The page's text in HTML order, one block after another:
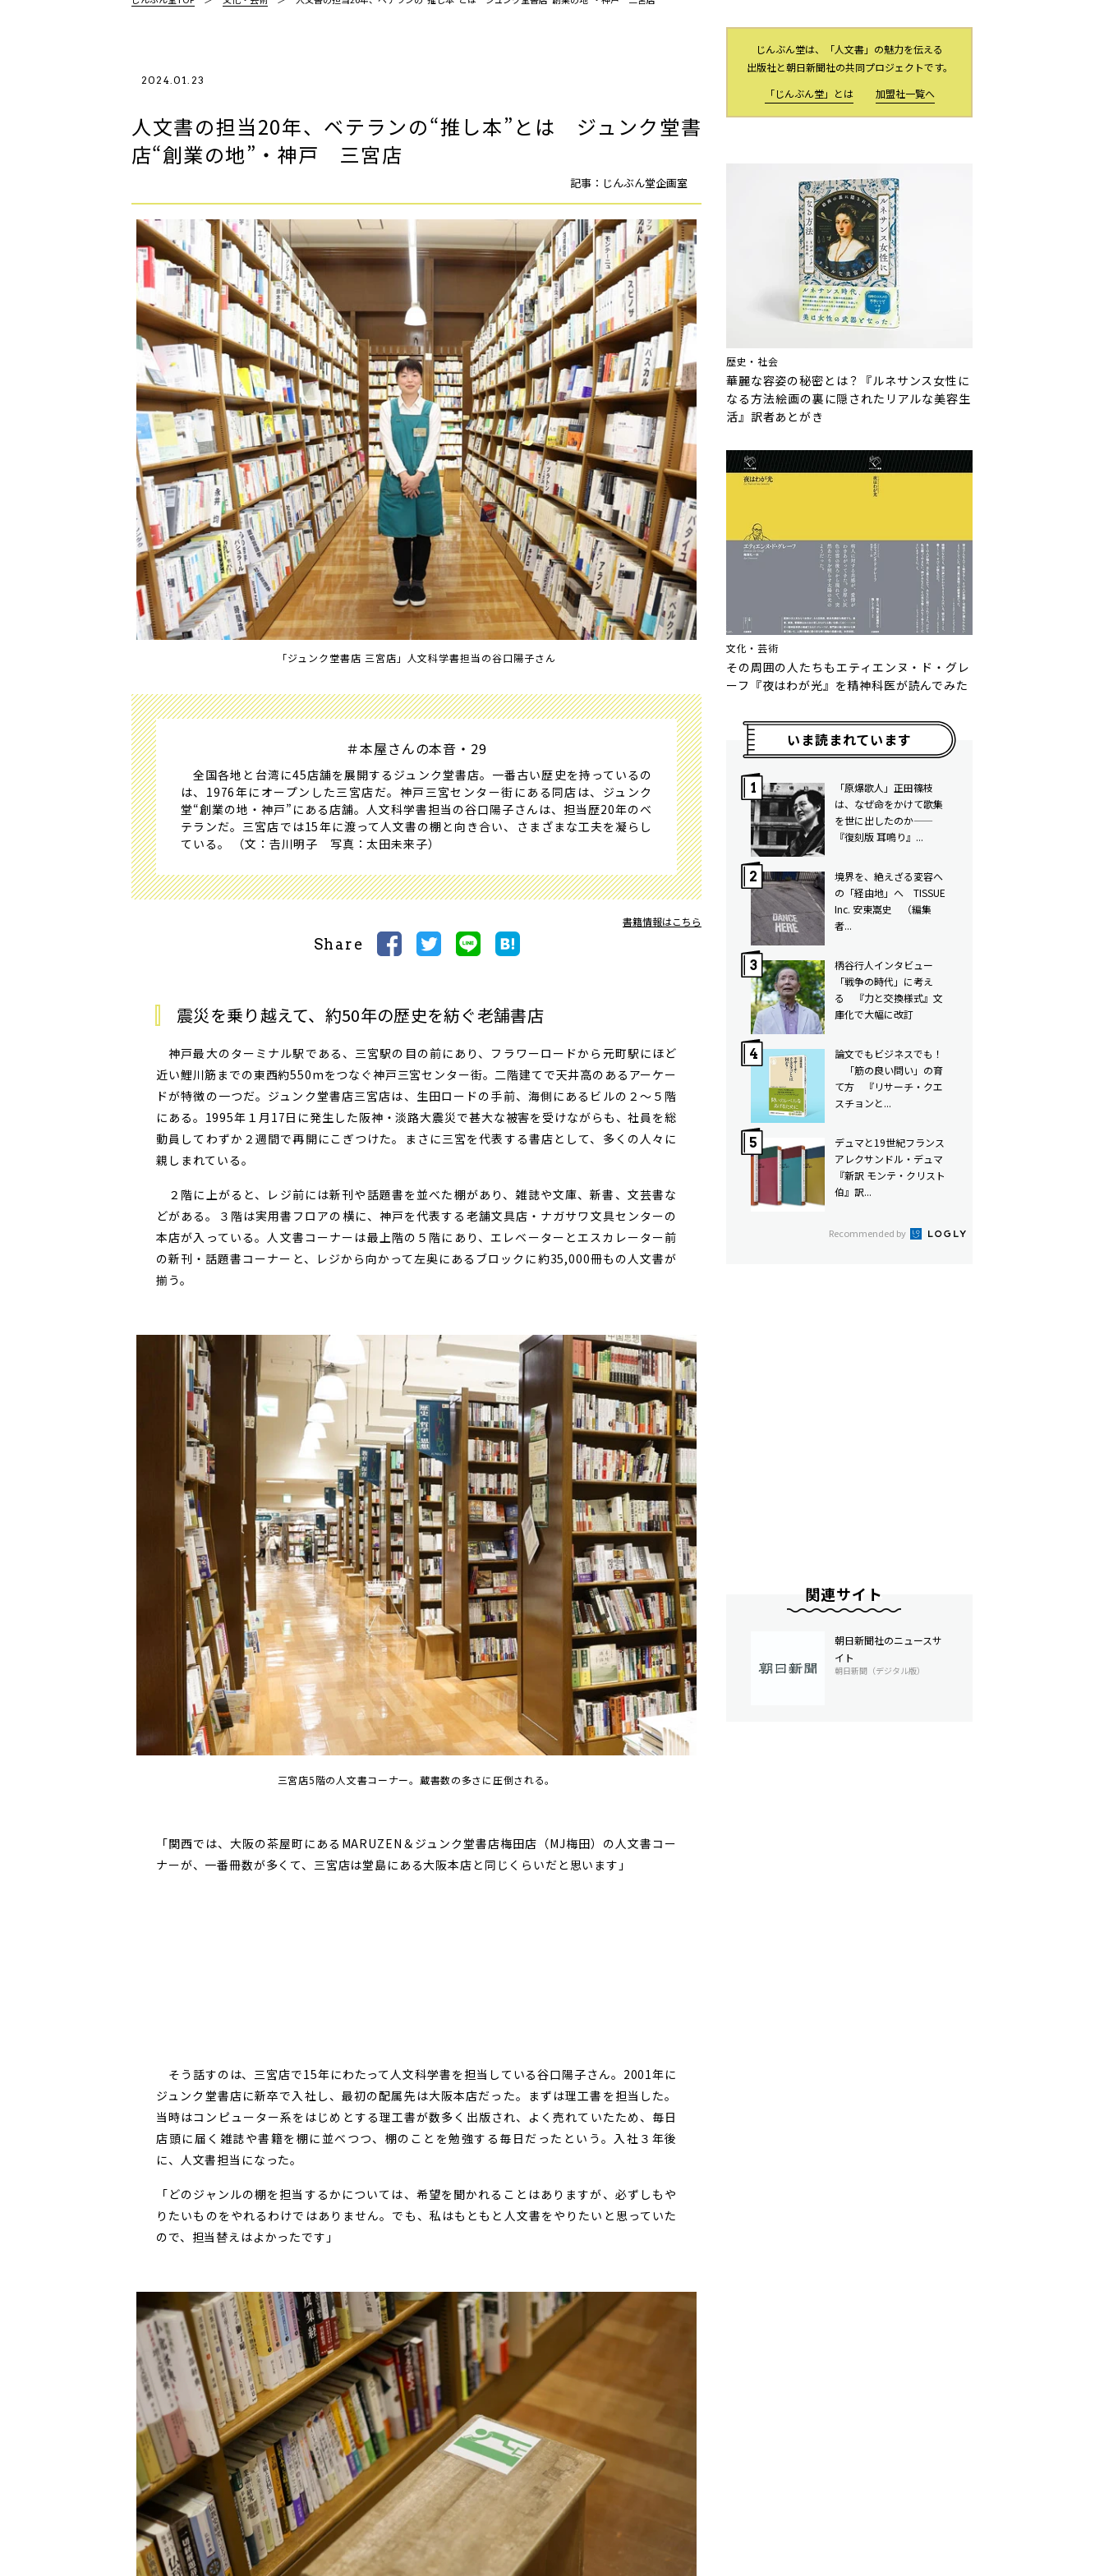
2024.01.23
人文書の担当20年、ベテランの“推し本”とは ジュンク堂書
店“創業の地”・神戸 三宮店
記事：じんぶん堂企画室
「ジュンク堂書店 三宮店」人文科学書担当の谷口陽子さん
＃本屋さんの本音・29
全国各地と台湾に45店舗を展開するジュンク堂書店。一番古い歴史を持っているの
は、1976年にオープンした三宮店だ。神戸三宮センター街にある同店は、ジュンク
堂“創業の地・神戸”にある店舗。人文科学書担当の谷口陽子さんは、担当歴20年のベ
テランだ。三宮店では15年に渡って人文書の棚と向き合い、さまざまな工夫を凝らし
ている。 （文：𠮷川明子 写真：太田未来子）
書籍情報はこちら
Share
震災を乗り越えて、約50年の歴史を紡ぐ老舗書店
神戸最大のターミナル駅である、三宮駅の目の前にあり、フラワーロードから元町駅にほど
近い鯉川筋までの東西約550mをつなぐ神戸三宮センター街。二階建てで天井高のあるアーケー
ドが特徴の一つだ。ジュンク堂書店三宮店は、生田ロードの手前、海側にあるビルの２〜５階
にある。1995年１月17日に発生した阪神・淡路大震災で甚大な被害を受けながらも、社員を総
動員してわずか２週間で再開にこぎつけた。まさに三宮を代表する書店として、多くの人々に
親しまれている。
２階に上がると、レジ前には新刊や話題書を並べた棚があり、雑誌や文庫、新書、文芸書な
どがある。３階は実用書フロアの横に、神戸を代表する老舗文具店・ナガサワ文具センターの
本店が入っている。人文書コーナーは最上階の５階にあり、エレベーターとエスカレーター前
の新刊・話題書コーナーと、レジから向かって左奥にあるブロックに約35,000冊もの人文書が
揃う。
三宮店5階の人文書コーナー。蔵書数の多さに圧倒される。
「関西では、大阪の茶屋町にあるMARUZEN＆ジュンク堂書店梅田店（MJ梅田）の人文書コー
ナーが、一番冊数が多くて、三宮店は堂島にある大阪本店と同じくらいだと思います」
そう話すのは、三宮店で15年にわたって人文科学書を担当している谷口陽子さん。2001年に
ジュンク堂書店に新卒で入社し、最初の配属先は大阪本店だった。まずは理工書を担当した。
当時はコンピューター系をはじめとする理工書が数多く出版され、よく売れていたため、毎日
店頭に届く雑誌や書籍を棚に並べつつ、棚のことを勉強する毎日だったという。入社３年後
に、人文書担当になった。
「どのジャンルの棚を担当するかについては、希望を聞かれることはありますが、必ずしもや
りたいものをやれるわけではありません。でも、私はもともと人文書をやりたいと思っていた
ので、担当替えはよかったです」
じんぶん堂は、「人文書」の魅力を伝える
出版社と朝日新聞社の共同プロジェクトです。
「じんぶん堂」とは
加盟社一覧へ
歴史・社会
華麗な容姿の秘密とは？『ルネサンス女性に
なる方法――絵画の裏に隠されたリアルな美容生
活』訳者あとがき
文化・芸術
その周囲の人たちも――エティエンヌ・ド・グレ
ーフ『夜はわが光』を精神科医が読んでみた
いま読まれています
「原爆歌人」正田篠枝
は、なぜ命をかけて歌集
を世に出したのか——
『復刻版 耳鳴り』...
境界を、絶えざる変容へ
の「経由地」へ TISSUE
Inc. 安東嵩史 （編集
者...
柄谷行人インタビュー
「戦争の時代」に考え
る 『力と交換様式』文
庫化で大幅に改訂
論文でもビジネスでも！
「筋の良い問い」の育
て方 ――『リサーチ・クエ
スチョンと...
デュマと19世紀フランス――
アレクサンドル・デュマ
『新訳 モンテ・クリスト
伯』訳...
Recommended by
関連サイト
朝日新聞社のニュースサ
イト
朝日新聞（デジタル版）